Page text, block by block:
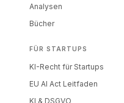
Analysen
Bücher
FÜR STARTUPS
KI-Recht für Startups
EU AI Act Leitfaden
KI & DSGVO